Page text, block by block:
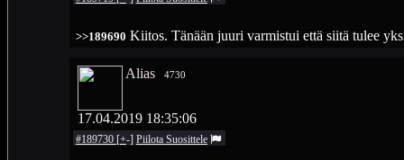
>>189690 Kiitos. Tänään juuri varmistui että siitä tulee
Alias 4730
17.04.2019 18:35:06
#189730 [+-] Piilota Suosittele